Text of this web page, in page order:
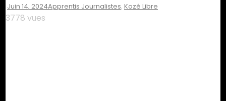
Juin 14, 2024Apprentis Journalistes, Kozé Libre
3778 vues